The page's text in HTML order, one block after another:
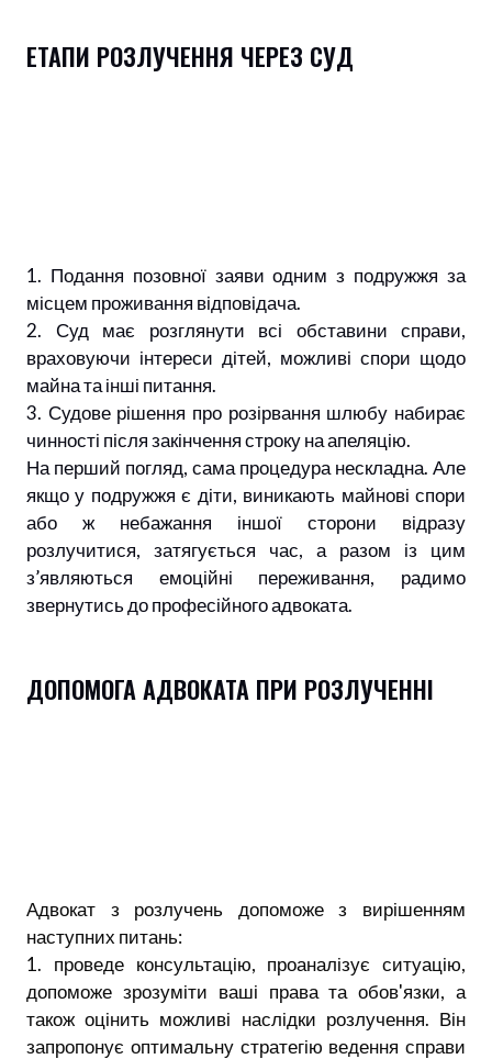
ЕТАПИ РОЗЛУЧЕННЯ ЧЕРЕЗ СУД
1. Подання позовної заяви одним з подружжя за
місцем проживання відповідача.
2. Суд має розглянути всі обставини справи,
враховуючи інтереси дітей, можливі спори щодо
майна та інші питання.
3. Судове рішення про розірвання шлюбу набирає
чинності після закінчення строку на апеляцію.
На перший погляд, сама процедура нескладна. Але
якщо у подружжя є діти, виникають майнові спори
або ж небажання іншої сторони відразу
розлучитися, затягується час, а разом із цим
з’являються емоційні переживання, радимо
звернутись до професійного адвоката.
ДОПОМОГА АДВОКАТА ПРИ РОЗЛУЧЕННІ
Адвокат з розлучень допоможе з вирішенням
наступних питань:
1. проведе консультацію, проаналізує ситуацію,
допоможе зрозуміти ваші права та обов'язки, а
також оцінить можливі наслідки розлучення. Він
запропонує оптимальну стратегію ведення справи